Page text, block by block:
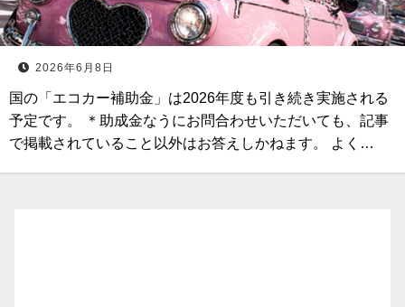
2026年6月8日
国の「エコカー補助金」は2026年度も引き続き実施される
予定です。 ＊助成金なうにお問合わせいただいても、記事
で掲載されていること以外はお答えしかねます。 よく…